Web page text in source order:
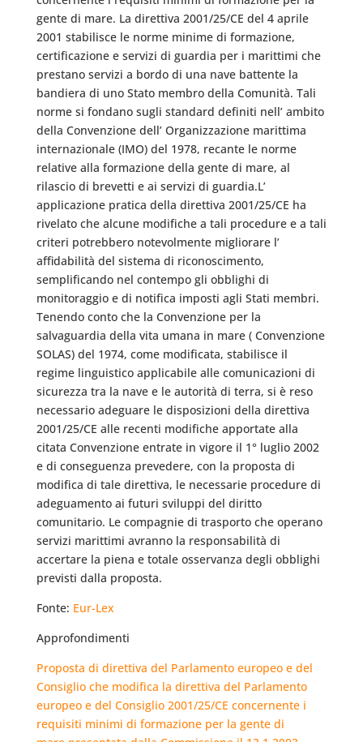
gente di mare. La direttiva 2001/25/CE del 4 aprile
2001 stabilisce le norme minime di formazione,
certificazione e servizi di guardia per i marittimi che
prestano servizi a bordo di una nave battente la
bandiera di uno Stato membro della Comunità. Tali
norme si fondano sugli standard definiti nell’ ambito
della Convenzione dell’ Organizzazione marittima
internazionale (IMO) del 1978, recante le norme
relative alla formazione della gente di mare, al
rilascio di brevetti e ai servizi di guardia.L’
applicazione pratica della direttiva 2001/25/CE ha
rivelato che alcune modifiche a tali procedure e a tali
criteri potrebbero notevolmente migliorare l’
affidabilità del sistema di riconoscimento,
semplificando nel contempo gli obblighi di
monitoraggio e di notifica imposti agli Stati membri.
Tenendo conto che la Convenzione per la
salvaguardia della vita umana in mare ( Convenzione
SOLAS) del 1974, come modificata, stabilisce il
regime linguistico applicabile alle comunicazioni di
sicurezza tra la nave e le autorità di terra, si è reso
necessario adeguare le disposizioni della direttiva
2001/25/CE alle recenti modifiche apportate alla
citata Convenzione entrate in vigore il 1° luglio 2002
e di conseguenza prevedere, con la proposta di
modifica di tale direttiva, le necessarie procedure di
adeguamento ai futuri sviluppi del diritto
comunitario. Le compagnie di trasporto che operano
servizi marittimi avranno la responsabilità di
accertare la piena e totale osservanza degli obblighi
previsti dalla proposta.
Fonte: Eur-Lex
Approfondimenti
Proposta di direttiva del Parlamento europeo e del
Consiglio che modifica la direttiva del Parlamento
europeo e del Consiglio 2001/25/CE concernente i
requisiti minimi di formazione per la gente di